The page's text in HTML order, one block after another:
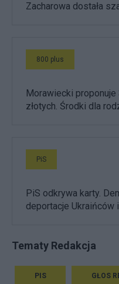
Zacharowa dostała
800 plus
Morawiecki
złotych. Środki dla
PiS
PiS odkrywa karty.
deportacje Ukraińców
Tematy Redakcja
PIS GŁOS